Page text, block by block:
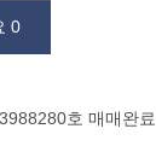
0
호 매매완